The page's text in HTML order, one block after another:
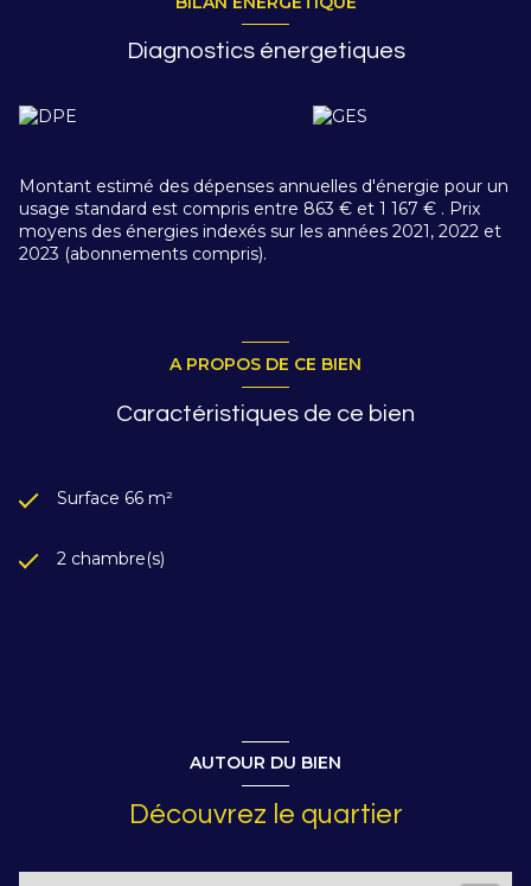
Diagnostics énergetiques
Montant estimé des dépenses annuelles d'énergie pour un
usage standard est compris entre 863 € et 1 167 € . Prix
moyens des énergies indexés sur les années 2021, 2022 et
2023 (abonnements compris).
A PROPOS DE CE BIEN
Caractéristiques de ce bien
Surface 66 m²
2 chambre(s)
AUTOUR DU BIEN
Découvrez le quartier